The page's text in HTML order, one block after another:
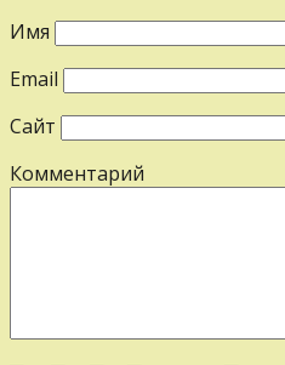
Имя
Email
Сайт
Комментарий